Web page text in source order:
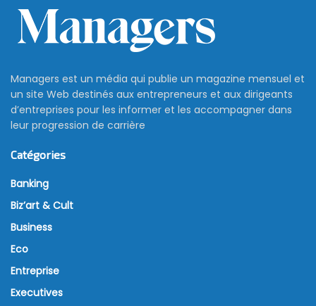
Managers est un média qui publie un magazine mensuel et
un site Web destinés aux entrepreneurs et aux dirigeants
d’entreprises pour les informer et les accompagner dans
leur progression de carrière
Catégories
Banking
Biz’art & Cult
Business
Eco
Entreprise
Executives